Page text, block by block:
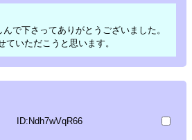
で下さってありがとうございました。
いただこうと思います。
ID:Ndh7wVqR66